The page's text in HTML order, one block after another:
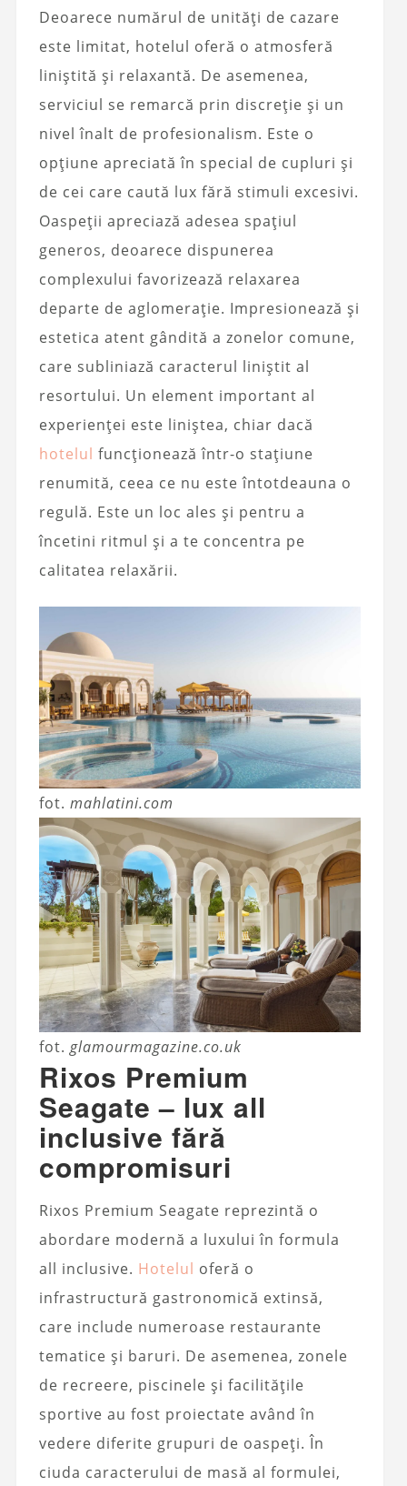
Deoarece numărul de unități de cazare
este limitat, hotelul oferă o atmosferă
liniștită și relaxantă. De asemenea,
serviciul se remarcă prin discreție și un
nivel înalt de profesionalism. Este o
opțiune apreciată în special de cupluri și
de cei care caută lux fără stimuli excesivi.
Oaspeții apreciază adesea spațiul
generos, deoarece dispunerea
complexului favorizează relaxarea
departe de aglomerație. Impresionează și
estetica atent gândită a zonelor comune,
care subliniază caracterul liniștit al
resortului. Un element important al
experienței este liniștea, chiar dacă
hotelul funcționează într-o stațiune
renumită, ceea ce nu este întotdeauna o
regulă. Este un loc ales și pentru a
încetini ritmul și a te concentra pe
calitatea relaxării.
fot. mahlatini.com
fot. glamourmagazine.co.uk
Rixos Premium
Seagate – lux all
inclusive fără
compromisuri
Rixos Premium Seagate reprezintă o
abordare modernă a luxului în formula
all inclusive. Hotelul oferă o
infrastructură gastronomică extinsă,
care include numeroase restaurante
tematice și baruri. De asemenea, zonele
de recreere, piscinele și facilitățile
sportive au fost proiectate având în
vedere diferite grupuri de oaspeți. În
ciuda caracterului de masă al formulei,